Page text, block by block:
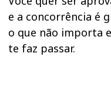
e a concorrência é
o que não importa
te faz passar.